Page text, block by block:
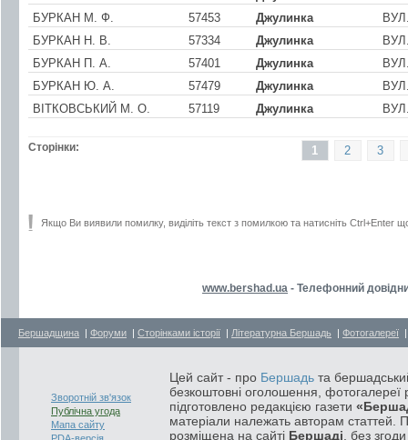
БУРКАН М. Ф.
57453 Джулинка
БУРКАН Н. В.
57334 Джулинка
БУРКАН П. А.
57401 Джулинка
БУРКАН Ю. А.
57479 Джулинка
ВІТКОВСЬКИЙ М. О.
57119 Джулинка
Сторінки: 3
2
1
Якщо Ви виявили помилку, виділіть текст з помилкою та натисніть Ctrl+Enter
www.bershad.ua - Телефонний
Бершадщина | Форуми | Сторінками історії | Літературна Бершадь | Фотогалереї
Зворотній зв'язок
Публічна угода
Мапа сайту
Цей сайт - про Бершадь та
безкоштовні оголошення, фотогалереї
підготовлено редакцією газети
матеріали належать авторам статтей.
розміщена на сайті Бершаді , без